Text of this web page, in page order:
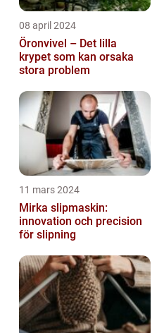
08 april 2024
Öronvivel – Det lilla
krypet som kan orsaka
stora problem
11 mars 2024
Mirka slipmaskin:
innovation och precision
för slipning